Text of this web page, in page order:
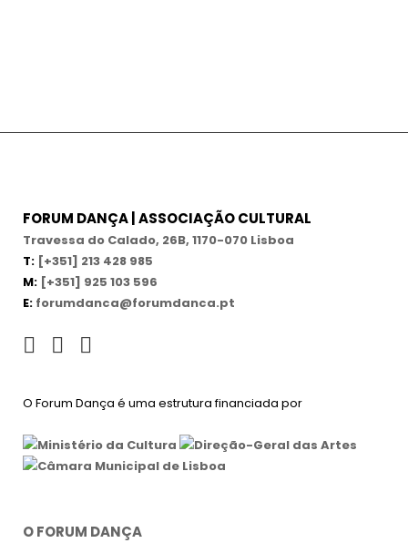
FORUM DANÇA | ASSOCIAÇÃO CULTURAL
Travessa do Calado, 26B, 1170-070 Lisboa
T: [+351] 213 428 985
M: [+351] 925 103 596
E: forumdanca@forumdanca.pt
O Forum Dança é uma estrutura financiada por
O FORUM DANÇA